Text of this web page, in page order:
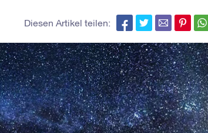
Diesen Artikel teilen: